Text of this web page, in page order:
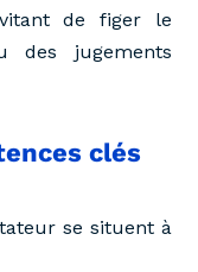
de figer le
des jugements
clés
se situent à